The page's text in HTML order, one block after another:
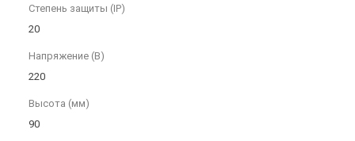
Степень защиты (IP)
20
Напряжение (В)
220
Высота (мм)
90